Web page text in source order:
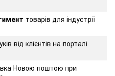
товарів для індустрії
від клієнтів на порталі
Новою поштою при